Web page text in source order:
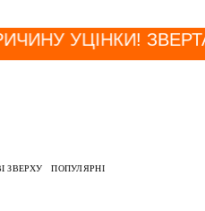
!
УЦІНКИ
ЗВЕРХУ ПОПУЛЯРНІ